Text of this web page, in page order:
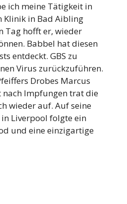
ich meine Tätigkeit in
Klinik in Bad Aibling
Tag hofft er, wieder
Babbel hat diesen
entdeckt. GBS zu
Virus zurückzuführen.
Drobes Marcus
nach Impfungen trat die
wieder auf. Auf seine
Liverpool folgte ein
und eine einzigartige